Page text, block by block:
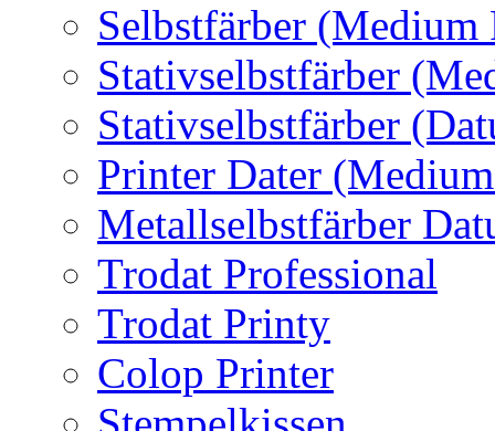
Selbstfärber (Medium
Stativselbstfärber
Stativselbstfärber
Printer Dater
Metallselbstfärber
Trodat Professional
Trodat Printy
Colop Printer